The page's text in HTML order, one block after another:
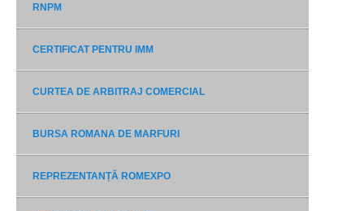
RNPM
CERTIFICAT PENTRU IMM
CURTEA DE ARBITRAJ COMERCIAL
BURSA ROMANA DE MARFURI
REPREZENTANȚĂ ROMEXPO